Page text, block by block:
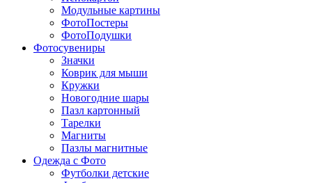
Модульные картины
ФотоПостеры
ФотоПодушки
Фотоcувениры
Значки
Коврик для мыши
Кружки
Новогодние шары
Пазл картонный
Тарелки
Магниты
Пазлы магнитные
Одежда с Фото
Футболки детские